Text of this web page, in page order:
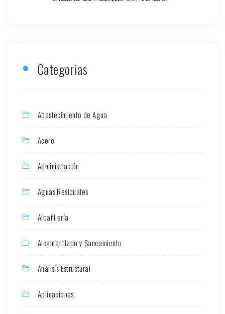
Categorias
Abastecimiento de Agua
Acero
Administración
Aguas Residuales
Albañilería
Alcantarillado y Saneamiento
Análisis Estructural
Aplicaciones